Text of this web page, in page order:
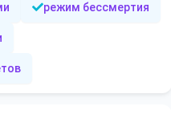
режим бессмертия